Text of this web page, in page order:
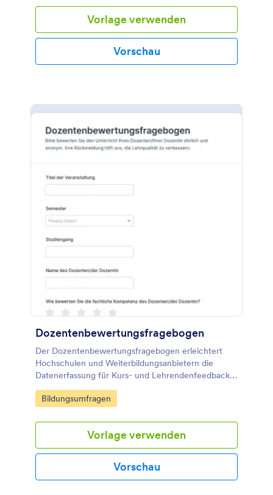
Vorlage verwenden
Vorschau
Dozentenbewertungsfragebogen
Der Dozentenbewertungsfragebogen erleichtert
Hochschulen und Weiterbildungsanbietern die
Datenerfassung für Kurs- und Lehrendenfeedback,
damit Evaluationen pro Semester oder Veranstaltung
schnell online durchgeführt und ausgewertet
Go to Category:
Bildungsumfragen
Vorlage verwenden
Vorschau